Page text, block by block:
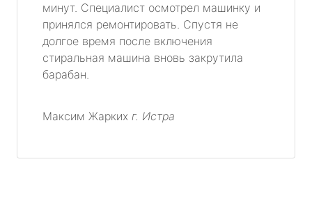
минут. Специалист осмотрел машинку и
принялся ремонтировать. Спустя не
долгое время после включения
стиральная машина вновь закрутила
барабан.
Максим Жарких г. Истра